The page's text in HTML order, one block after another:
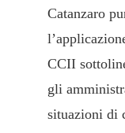
Catanzaro
CCII
gli
situazioni di